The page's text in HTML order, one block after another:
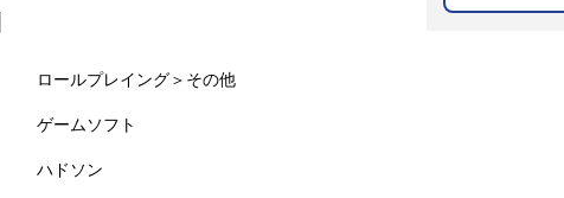
ロールプレイング＞その他
ゲームソフト
ハドソン